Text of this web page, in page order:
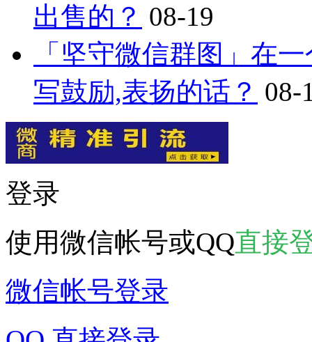
出售的？ 08-19
「坚守微信群图」在
写鼓励,表扬的话？ 08-
登录
使用微信帐号或QQ直接
微信帐号登录